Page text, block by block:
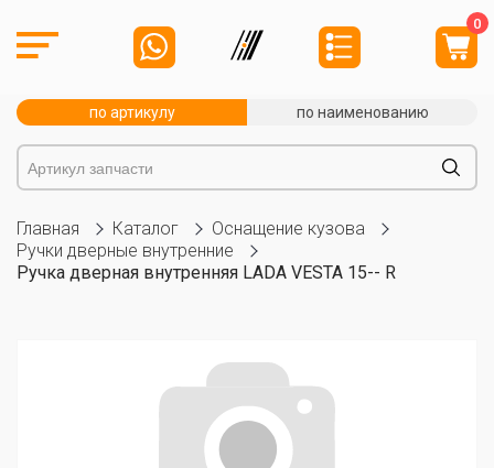
0
по артикулу по наименованию
Главная Каталог
Оснащение кузова
Ручки дверные внутренние
Ручка дверная внутренняя LADA VESTA 15-- R